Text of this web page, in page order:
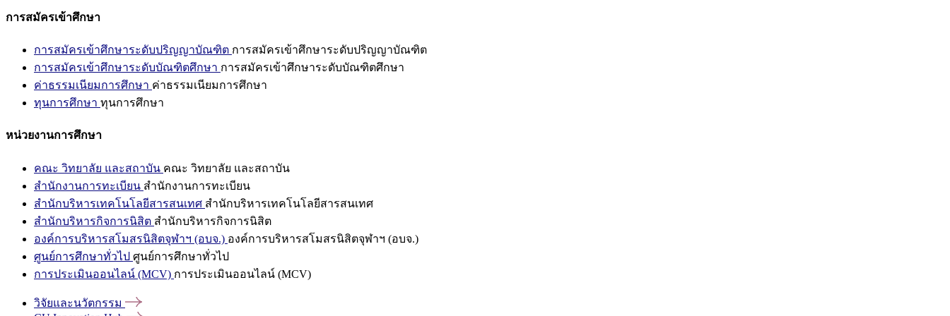
การสมัครเข้าศึกษา
การสมัครเข้าศึกษาระดับปริญญาบัณฑิต การสมัครเข้าศึกษาระดับปริญญาบัณฑิต
การสมัครเข้าศึกษาระดับบัณฑิตศึกษา การสมัครเข้าศึกษาระดับบัณฑิตศึกษา
ค่าธรรมเนียมการศึกษา ค่าธรรมเนียมการศึกษา
ทุนการศึกษา ทุนการศึกษา
หน่วยงานการศึกษา
คณะ วิทยาลัย และสถาบัน คณะ วิทยาลัย และสถาบัน
สำนักงานการทะเบียน สำนักงานการทะเบียน
สำนักบริหารเทคโนโลยีสารสนเทศ สำนักบริหารเทคโนโลยีสารสนเทศ
สำนักบริหารกิจการนิสิต สำนักบริหารกิจการนิสิต
องค์การบริหารสโมสรนิสิตจุฬาฯ (อบจ.) องค์การบริหารสโมสรนิสิตจุฬาฯ (อบจ.)
ศูนย์การศึกษาทั่วไป ศูนย์การศึกษาทั่วไป
การประเมินออนไลน์ (MCV) การประเมินออนไลน์ (MCV)
วิจัยและนวัตกรรม